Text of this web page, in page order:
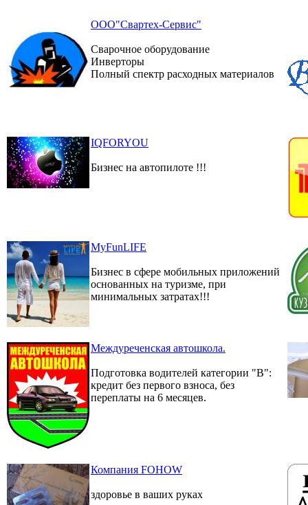
ООО"Свартех-Сервис"
Сварочное оборудование
Инверторы
Полный спектр расходных материалов
IQFORYOU
Бизнес на автопилоте !!!
MyFunLIFE
Бизнес в сфере мобильных приложений
основанных на туризме, при
минимальных затратах!!!
Междуреченская автошкола.
Подготовка водителей категории "В":
кредит без первого взноса, без
переплаты на 6 месяцев.
Компания FOHOW
здоровье в ваших руках